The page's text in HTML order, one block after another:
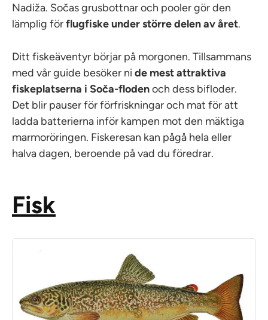
Nadiža. Sočas grusbottnar och pooler gör den
lämplig förflugfiske under större delen av året.
Ditt fiskeäventyr börjar på morgonen. Tillsammans
med vår guide besöker ni de mest attraktiva
fiskeplatserna i Soča-flodenoch dess bifloder.
Det blir pauser för förfriskningar och mat för att
ladda batterierna inför kampen mot den mäktiga
marmoröringen. Fiskeresan kan pågå hela eller
halva dagen, beroende på vad du föredrar.
Fisk